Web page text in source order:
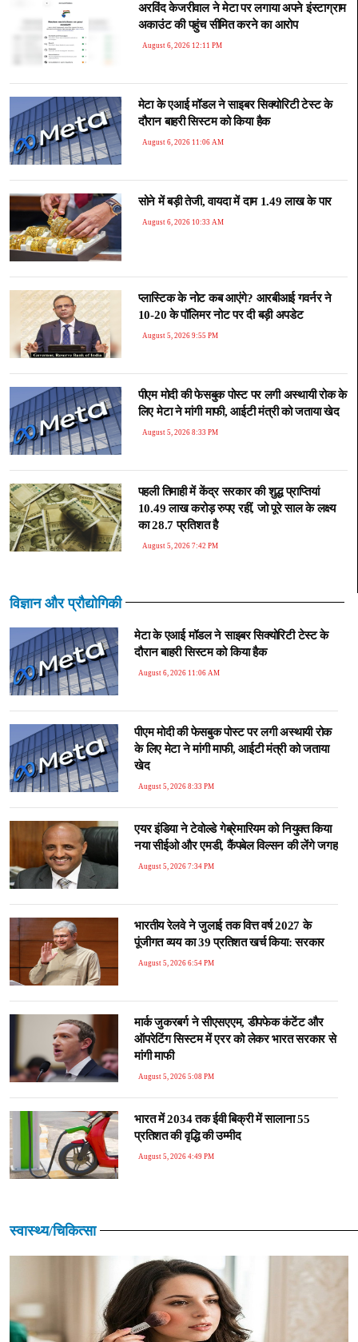
अरविंद केजरीवाल ने मेटा पर लगाया अपने इंस्टाग्राम
अकाउंट की पहुंच सीमित करने का आरोप
August 6, 2026 12:11 PM
मेटा के एआई मॉडल ने साइबर सिक्योरिटी टेस्ट के
दौरान बाहरी सिस्टम को किया हैक
August 6, 2026 11:06 AM
सोने में बड़ी तेजी, वायदा में दाम 1.49 लाख के पार
August 6, 2026 10:33 AM
प्लास्टिक के नोट कब आएंगे? आरबीआई गवर्नर ने
10-20 के पॉलिमर नोट पर दी बड़ी अपडेट
August 5, 2026 9:55 PM
पीएम मोदी की फेसबुक पोस्ट पर लगी अस्थायी रोक के
लिए मेटा ने मांगी माफी, आईटी मंत्री को जताया खेद
August 5, 2026 8:33 PM
पहली तिमाही में केंद्र सरकार की शुद्ध प्राप्तियां
10.49 लाख करोड़ रुपए रहीं, जो पूरे साल के लक्ष्य
का 28.7 प्रतिशत है
August 5, 2026 7:42 PM
विज्ञान और प्रौद्योगिकी
मेटा के एआई मॉडल ने साइबर सिक्योरिटी टेस्ट के
दौरान बाहरी सिस्टम को किया हैक
August 6, 2026 11:06 AM
पीएम मोदी की फेसबुक पोस्ट पर लगी अस्थायी रोक
के लिए मेटा ने मांगी माफी, आईटी मंत्री को जताया
खेद
August 5, 2026 8:33 PM
एयर इंडिया ने टेवोल्डे गेब्रेमारियम को नियुक्त किया
नया सीईओ और एमडी, कैंपबेल विल्सन की लेंगे जगह
August 5, 2026 7:34 PM
भारतीय रेलवे ने जुलाई तक वित्त वर्ष 2027 के
पूंजीगत व्यय का 39 प्रतिशत खर्च किया: सरकार
August 5, 2026 6:54 PM
मार्क जुकरबर्ग ने सीएसएएम, डीपफेक कंटेंट और
ऑपरेटिंग सिस्टम में एरर को लेकर भारत सरकार से
मांगी माफी
August 5, 2026 5:08 PM
भारत में 2034 तक ईवी बिक्री में सालाना 55
प्रतिशत की वृद्धि की उम्मीद
August 5, 2026 4:49 PM
स्वास्थ्य/चिकित्सा